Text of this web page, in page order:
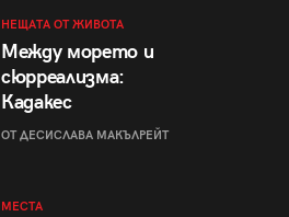
НЕЩАТА ОТ ЖИВОТА
Между морето и
сюрреализма:
Кадакес
ОТ ДЕСИСЛАВА МАКЪЛРЕЙТ
МЕСТА